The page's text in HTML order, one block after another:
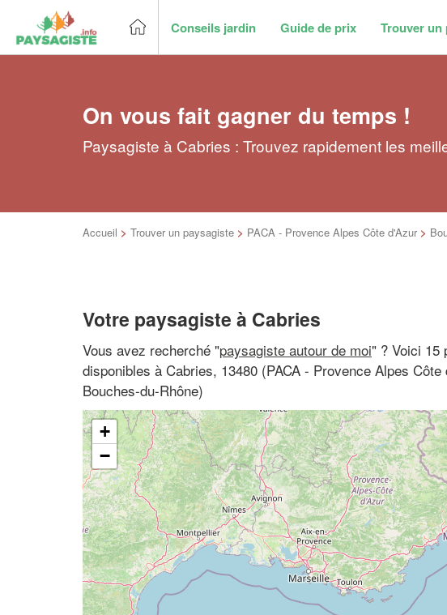
Conseils jardin Guide de prix Trouver un
On vous fait gagner du temps !
Paysagiste à Cabries : Trouvez rapidement les
Accueil > Trouver un paysagiste > PACA - Provence Alpes Côte d'Azur >
Votre paysagiste à Cabries
Vous avez recherché "paysagiste autour de moi" ? Voici 15
disponibles à Cabries, 13480 (PACA - Provence Alpes Côte
Bouches-du-Rhône)
+
−